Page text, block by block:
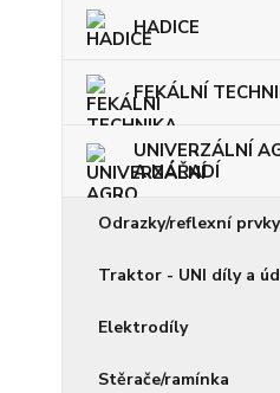
HADICE
FEKÁLNÍ
UNIVERZÁLNÍ
A NÁŘADÍ
Odrazky/reflexní prvky
Traktor - UNI díly a
Elektrodíly
Stěrače/ramínka